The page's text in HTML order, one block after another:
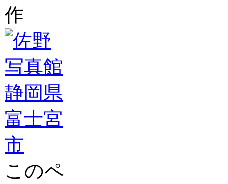
作
このペ